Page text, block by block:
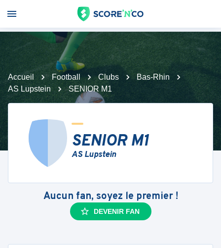
Accueil Football Clubs
Bas-Rhin
AS Lupstein
SENIOR M1
SENIOR M1
AS Lupstein
Aucun fan, soyez le premier !
DEVENIR FAN